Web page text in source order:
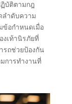
ฏิบัติตามกฎ
ลําดับความ
อกําหนดเมื่อ
งเท้านิรภัยที่
รถช่วยป้องกัน
การทํางานที่